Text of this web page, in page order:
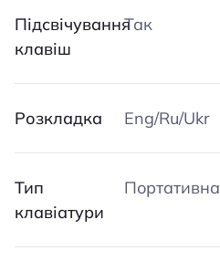
Підсвічування
клавіш
Так
Розкладка Eng/Ru/Ukr
Тип
клавіатури
Портативна